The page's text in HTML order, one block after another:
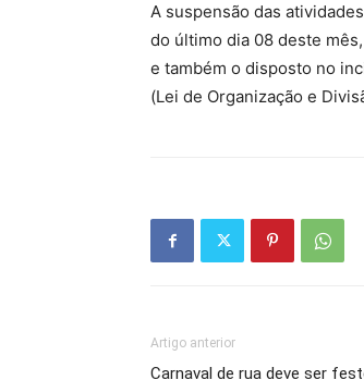
A suspensão das
do último dia 08 deste
e também o disposto no
(Lei de Organização e
Artigo anterior
Carnaval de rua deve ser